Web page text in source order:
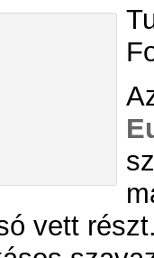
vett